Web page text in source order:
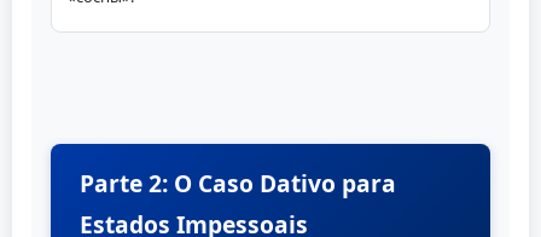
Parte 2: O Caso Dativo para
Estados Impessoais